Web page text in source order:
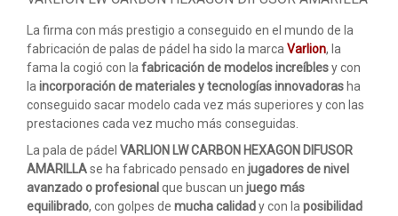
OUTLET PADEL
BLOG
La firma con más prestigio a conseguido en el mundo de la
fabricación de palas de pádel ha sido la marca Varlion, la
fama la cogió con la fabricación de modelos increíblesy con
la incorporación de materiales y tecnologías innovadorasha
conseguido sacar modelo cada vez más superiores y con las
prestaciones cada vez mucho más conseguidas.
La pala de pádel VARLION LW CARBON HEXAGON DIFUSOR
AMARILLAse ha fabricado pensado en jugadores de nivel
avanzado o profesionalque buscan un juego más
equilibrado, con golpes de mucha calidady con la posibilidad